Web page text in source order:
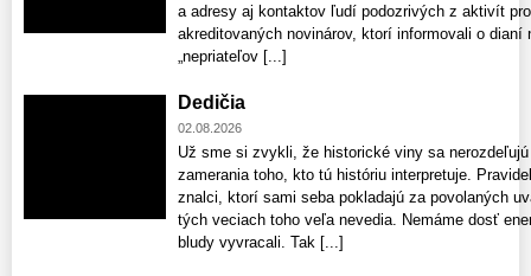
a adresy aj kontaktov ľudí podozrivých z aktivít
akreditovaných novinárov, ktorí informovali o dianí
„nepriateľov [...]
Dedičia
02.08.2026
Už sme si zvykli, že historické viny sa
zamerania toho, kto tú históriu interpretuje.
znalci, ktorí sami seba pokladajú za povolaných
tých veciach toho veľa nevedia. Nemáme dosť
bludy vyvracali. Tak [...]